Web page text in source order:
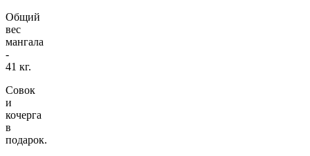
Общий
вес
мангала
-
41 кг.
Совок
и
кочерга
в
подарок.